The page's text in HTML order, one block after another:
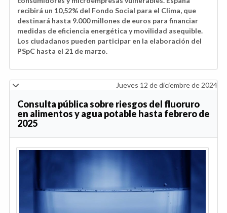
recibirá un 10,52% del Fondo Social para el Clima, que
destinará hasta 9.000 millones de euros para financiar
medidas de eficiencia energética y movilidad asequible.
Los ciudadanos pueden participar en la elaboración del
PSpC hasta el 21 de marzo.
Jueves 12 de diciembre de 2024
Consulta pública sobre riesgos del fluoruro
en alimentos y agua potable hasta febrero de
2025